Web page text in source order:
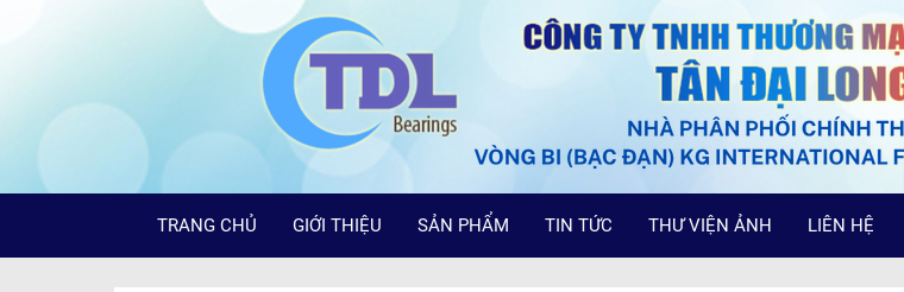
TRANG CHỦ GIỚI THIỆU SẢN PHẨM TIN TỨC THƯ VIỆN ẢNH LIÊN HỆ